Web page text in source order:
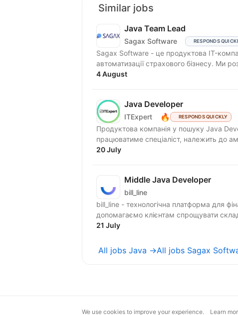
Similar jobs
Java Team Lead
Sagax Software RESPONDS
Sagax Software - це продуктова IT-
автоматизації страхового бізнесу. Ми
4 August
Java Developer
ITExpert 🔥 RESPONDS QUICKLY
Продуктова компанія у пошуку Javа Developer для
працюватиме спеціаліст, належить до
20 July
Middle Java Developer
bill_line
bill_line - технологічна платформа для
допомагаємо клієнтам спрощувати
21 July
All jobs Java →All jobs Sagax
We use cookies to improve your experience. Learn